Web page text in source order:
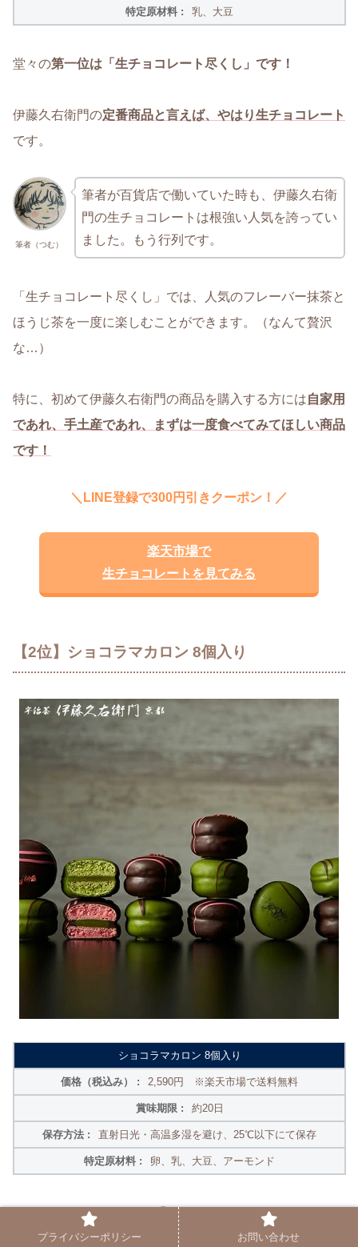
乳、大豆
堂々の第一位は「生チョコレート尽くし」です！
伊藤久右衛門の定番商品と言えば、やはり生チョコレート
です。
筆者（つむ）
筆者が百貨店で働いていた時も、伊藤久右衛
門の生チョコレートは根強い人気を誇ってい
ました。もう行列です。
「生チョコレート尽くし」では、人気のフレーバー抹茶と
ほうじ茶を一度に楽しむことができます。（なんて贅沢
な…）
特に、初めて伊藤久右衛門の商品を購入する方には自家用
であれ、手土産であれ、まずは一度食べてみてほしい商品
です！
＼LINE登録で300円引きクーポン！／
楽天市場で
生チョコレートを見てみる
【2位】ショコラマカロン 8個入り
ショコラマカロン 8個入り
2,590円 ※楽天市場で送料無料
約20日
直射日光・高温多湿を避け、25℃以下にて保存
卵、乳、大豆、アーモンド
次におすすめしたいのが 「ショコラマカロン」です！
プライバシーポリシー お問い合わせ